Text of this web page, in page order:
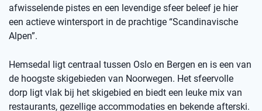
afwisselende pistes en een levendige sfeer beleef je hier
een actieve wintersport in de prachtige “Scandinavische
Alpen”.
Hemsedal ligt centraal tussen Oslo en Bergen en is een van
de hoogste skigebieden van Noorwegen. Het sfeervolle
dorp ligt vlak bij het skigebied en biedt een leuke mix van
restaurants, gezellige accommodaties en bekende afterski.